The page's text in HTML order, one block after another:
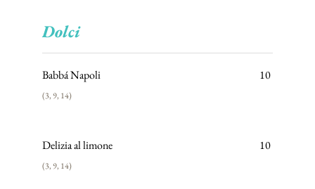
Dolci
Babbá Napoli
(3, 9, 14)
10
Delizia al limone
(3, 9, 14)
10